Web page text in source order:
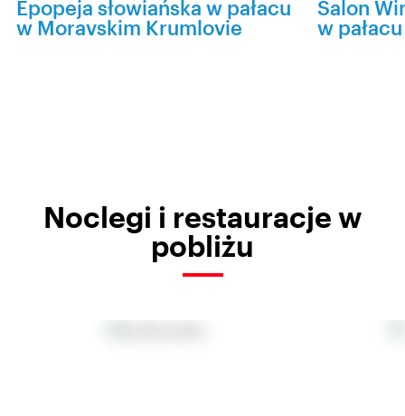
Epopeja słowiańska w pałacu
w Moravskim Krumlovie
Salon
w
Noclegi i restauracje w
pobliżu